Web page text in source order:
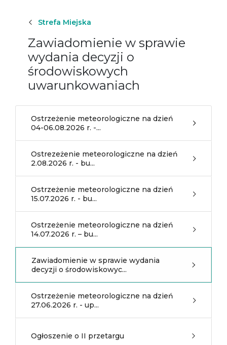
Strefa Miejska
Zawiadomienie w sprawie
wydania decyzji o
środowiskowych
uwarunkowaniach
Ostrzeżenie meteorologiczne na dzień
04-06.08.2026 r. -...
Ostrezeżenie meteorologiczne na dzień
2.08.2026 r. - bu...
Ostrzeżenie meteorologiczne na dzień
15.07.2026 r. - bu...
Ostrzeżenie meteorologiczne na dzień
14.07.2026 r. – bu...
Zawiadomienie w sprawie wydania
decyzji o środowiskowyc...
Ostrzeżenie meteorologiczne na dzień
27.06.2026 r. - up...
Ogłoszenie o II przetargu